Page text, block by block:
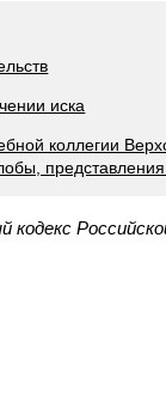
иска
коллегии
кодекс